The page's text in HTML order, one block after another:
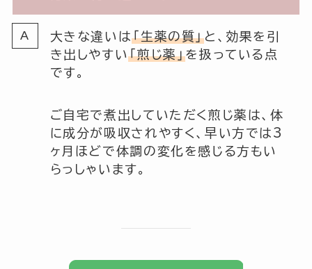
大きな違いは「生薬の質」 と、効果を引
き出しやすい「煎じ薬」を扱っている点
です。
ご自宅で煮出していただく煎じ薬は、体
に成分が吸収されやすく、早い方では3
ヶ月ほどで体調の変化を感じる方もい
らっしゃいます。